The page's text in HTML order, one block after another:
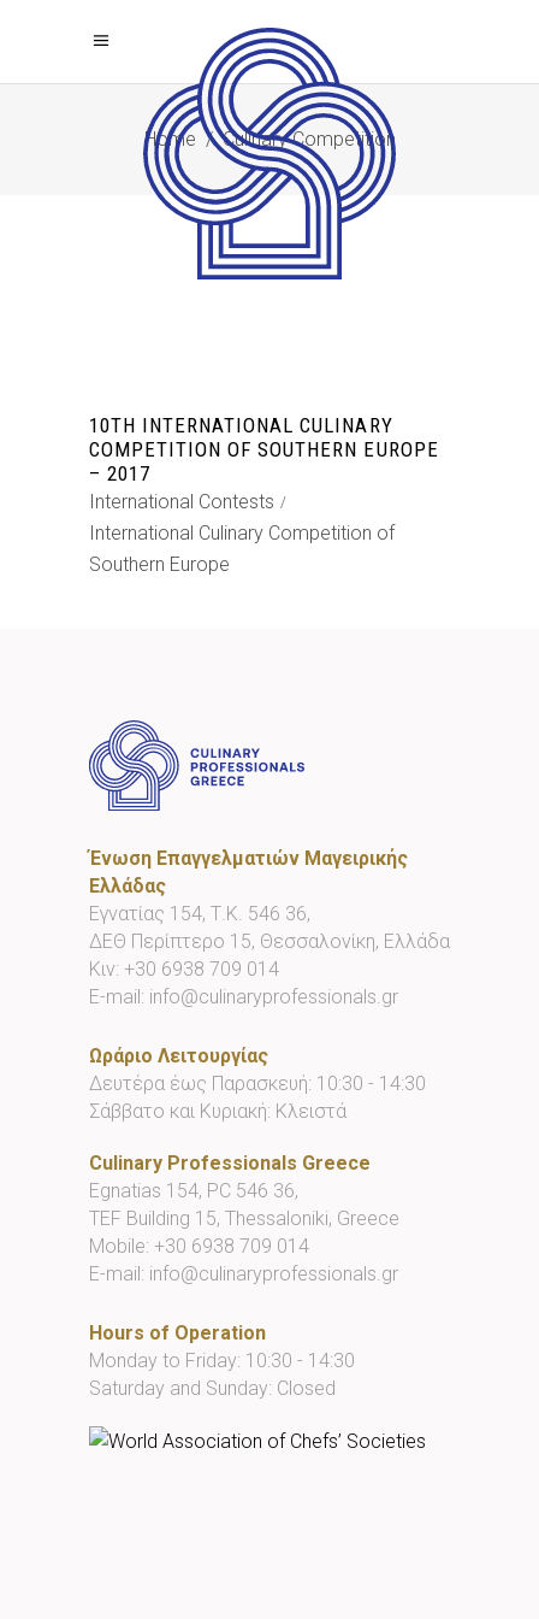
Home /Culinary Competition
10TH INTERNATIONAL CULINARY
COMPETITION OF SOUTHERN EUROPE
– 2017
International Contests
International Culinary Competition of
Southern Europe
Ένωση Επαγγελματιών Μαγειρικής
Ελλάδας
Εγνατίας 154, Τ.Κ. 546 36,
ΔΕΘ Περίπτερο 15, Θεσσαλονίκη, Ελλάδα
Κιν: +30 6938 709 014
E-mail: info@culinaryprofessionals.gr
Ωράριο Λειτουργίας
Δευτέρα έως Παρασκευή: 10:30 - 14:30
Σάββατο και Κυριακή: Κλειστά
Culinary Professionals Greece
Egnatias 154, PC 546 36,
TEF Building 15, Thessaloniki, Greece
Mobile: +30 6938 709 014
E-mail: info@culinaryprofessionals.gr
Hours of Operation
Monday to Friday: 10:30 - 14:30
Saturday and Sunday: Closed